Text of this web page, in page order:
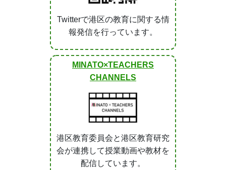
Twitterで港区の教育に関する情
報発信を行っています。
MINATO×TEACHERS
CHANNELS
港区教育委員会と港区教育研究
会が連携して授業動画や教材を
配信しています。